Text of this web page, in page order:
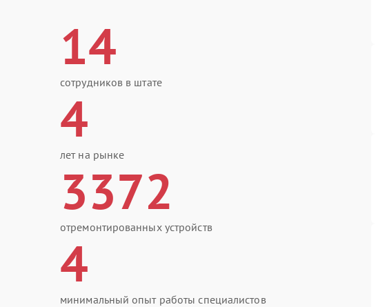
14
сотрудников в штате
4
лет на рынке
3372
отремонтированных устройств
4
минимальный опыт работы специалистов